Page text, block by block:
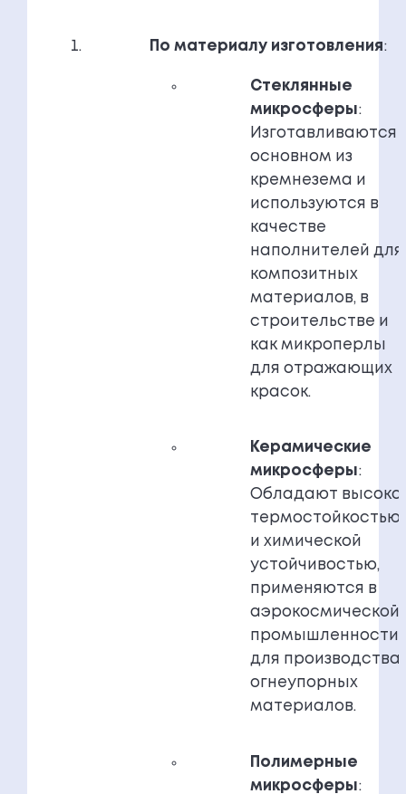
По материалу изготовления :
Стеклянные
микросферы:
Изготавливаются
основном из
кремнезема и
используются в
качестве
наполнителей для
композитных
материалов, в
строительстве и
как микроперлы
для отражающих
красок.
Керамические
микросферы :
Обладают
термостойкостью
и химической
устойчивостью,
применяются в
аэрокосмической
промышленности
для производства
огнеупорных
материалов.
Полимерные
микросферы: